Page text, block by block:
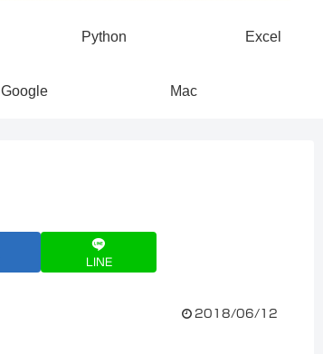
Python Excel
Google Mac
LINE
2018/06/12